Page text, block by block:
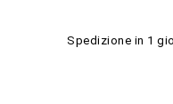
Spedizione in 1